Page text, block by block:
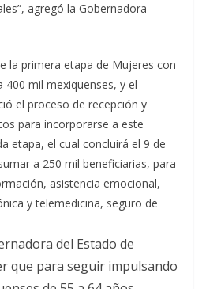
agregó la Gobernadora
la primera etapa de Mujeres con
400 mil mexiquenses, y el
el proceso de recepción y
para incorporarse a este
etapa, el cual concluirá el 9 de
a 250 mil beneficiarias, para
asistencia emocional,
y telemedicina, seguro de
del Estado de
que para seguir impulsando